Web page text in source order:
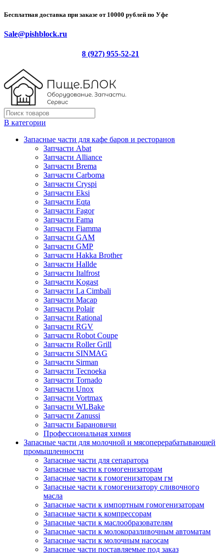
Бесплатная доставка при заказе от 10000 рублей по Уфе
Sale@pishblock.ru
8 (927) 955-52-21
В категории
Запасные части для кафе баров и ресторанов
Запчасти Abat
Запчасти Alliance
Запчасти Brema
Запчасти Carboma
Запчасти Cryspi
Запчасти Eksi
Запчасти Eqta
Запчасти Fagor
Запчасти Fama
Запчасти Fiamma
Запчасти GAM
Запчасти GMP
Запчасти Hakka Brother
Запчасти Hallde
Запчасти Italfrost
Запчасти Kogast
Запчасти La Cimbali
Запчасти Macap
Запчасти Polair
Запчасти Rational
Запчасти RGV
Запчасти Robot Coupe
Запчасти Roller Grill
Запчасти SINMAG
Запчасти Sirman
Запчасти Tecnoeka
Запчасти Tornado
Запчасти Unox
Запчасти Vortmax
Запчасти WLBake
Запчасти Zanussi
Запчасти Барановичи
Профессиональная химия
Запасные части для молочной и мясоперерабатывающей
промышленности
Запасные части для сепаратора
Запасные части к гомогенизаторам
Запасные части к гомогенизаторам гм
Запасные части к гомогенизатору сливочного
масла
Запасные части к импортным гомогенизаторам
Запасные части к компрессорам
Запасные части к маслообразователям
Запасные части к молокоразливочным автоматам
Запасные части к молочным насосам
Запасные части поставляемые под заказ